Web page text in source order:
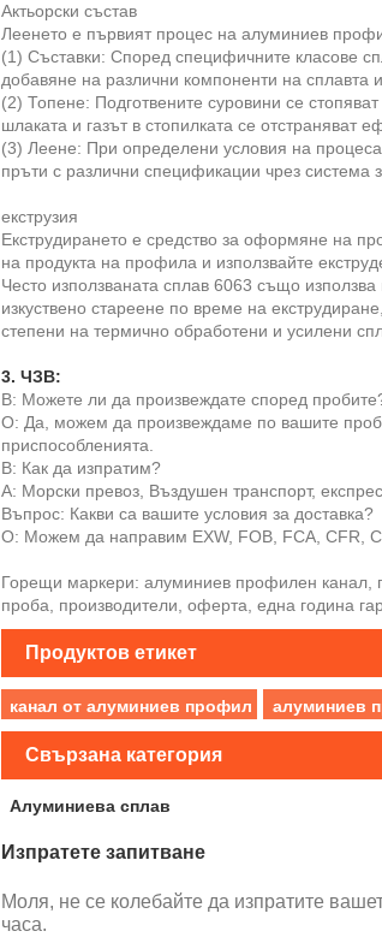
Актьорски състав
Леенето е първият процес на алуминиев
(1) Съставки: Според специфичните класове
добавяне на различни компоненти на сплавта
(2) Топене: Подготвените суровини се
шлаката и газът в стопилката се
(3) Леене: При определени условия на
пръти с различни спецификации чрез система
екструзия
Екструдирането е средство за оформяне на
на продукта на профила и използвайте
Често използваната сплав 6063 също
изкуствено стареене по време на
степени на термично обработени и усилени
3. ЧЗВ:
В: Можете ли да произвеждате според
О: Да, можем да произвеждаме по вашите
приспособленията.
В: Как да изпратим?
A: Морски превоз, Въздушен транспорт,
Въпрос: Какви са вашите условия за доставка?
О: Можем да направим EXW, FOB, FCA, CFR,
Горещи маркери: алуминиев профилен канал,
проба, производители, оферта, една година
Продуктов етикет
канал от алуминиев профил алуминиев
Свързана категория
Алуминиева сплав
Изпратете запитване
Моля, не се колебайте да изпратите
часа.